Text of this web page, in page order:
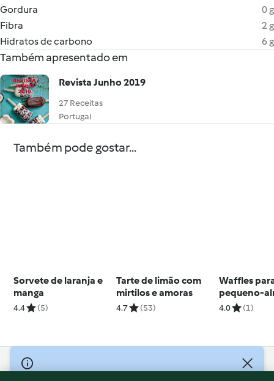
Gordura
0 g
Fibra
2 g
Hidratos de carbono
6 g
Também apresentado em
Revista Junho 2019
27 Receitas
Portugal
Também pode gostar...
Sorvete de laranja e
manga
4.4 (5)
Tarte de limão com
mirtilos e amoras
4.7 (53)
Waffles
pequeno-
4.0 (1)
© Copyright 2026